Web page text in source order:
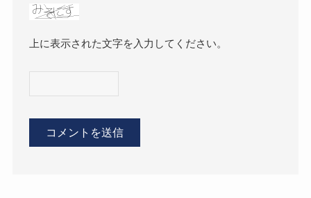
上に表示された文字を入力してください。